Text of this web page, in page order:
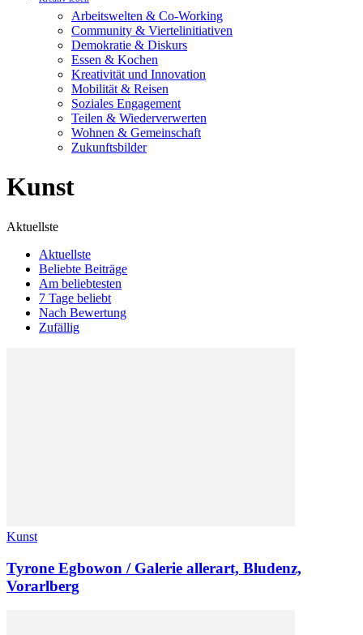
Arbeitswelten & Co-Working
Community & Viertelinitiativen
Demokratie & Diskurs
Essen & Kochen
Kreativität und Innovation
Mobilität & Reisen
Soziales Engagement
Teilen & Wiederverwerten
Wohnen & Gemeinschaft
Zukunftsbilder
Kunst
Aktuellste
Aktuellste
Beliebte Beiträge
Am beliebtesten
7 Tage beliebt
Nach Bewertung
Zufällig
Kunst
Tyrone Egbowon / Galerie allerart, Bludenz,
Vorarlberg